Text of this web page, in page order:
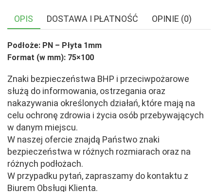
OPIS DOSTAWA I PŁATNOŚĆ OPINIE (0)
Podłoże: PN – Płyta 1mm
Format (w mm): 75×100
Znaki bezpieczeństwa BHP i przeciwpożarowe
służą do informowania, ostrzegania oraz
nakazywania określonych działań, które mają na
celu ochronę zdrowia i życia osób przebywających
w danym miejscu.
W naszej ofercie znajdą Państwo znaki
bezpieczeństwa w różnych rozmiarach oraz na
różnych podłożach.
W przypadku pytań, zapraszamy do kontaktu z
Biurem Obsługi Klienta.